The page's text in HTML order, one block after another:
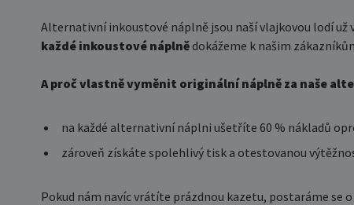
Alternativní inkoustové náplně jsou naší vlajkovou lodí už
každé inkoustové náplně dokážeme k našim
A proč vlastně vyměnit originální náplně za naše
na každé alternativní náplni ušetříte 60 % nákladů
zároveň získáte spolehlivý tisk a otestovanou
Pokud nám navíc vrátíte prázdnou kazetu, postaráme se